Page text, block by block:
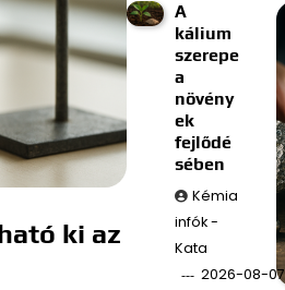
ki az
A
kálium
szerepe
a
növény
ek
fejlődé
sében
Kémia
infók -
Kata
2026-08-07